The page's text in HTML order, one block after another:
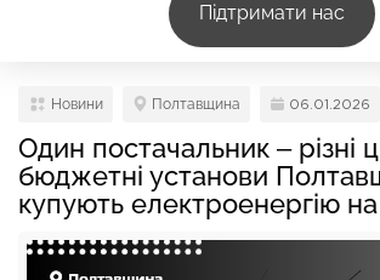
Підтримати нас
Новини Полтавщина 06.01.2026
Один постачальник – різні
бюджетні установи
купують електроенергію